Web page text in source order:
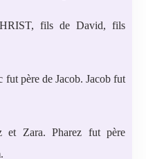
fils de David, fils
fut père de Jacob. Jacob fut
et Zara. Pharez fut père